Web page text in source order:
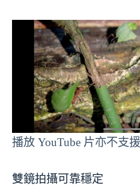
播放 YouTube 片亦不支
雙鏡拍攝可靠穩定